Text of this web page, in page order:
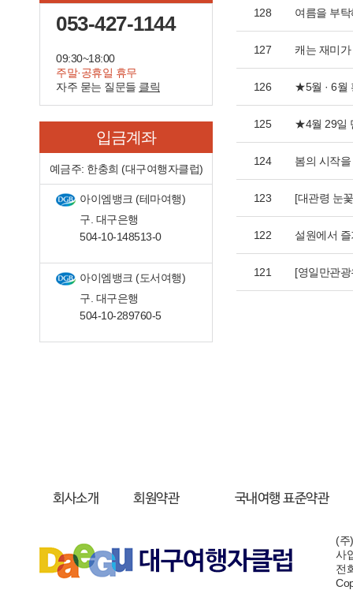
053-427-1144
09:30~18:00
주말·공휴일 휴무
자주 묻는 질문들 클릭
입금계좌
예금주: 한충희 (대구여행자클럽)
아이엠뱅크 (테마여행)
구. 대구은행
504-10-148513-0
아이엠뱅크 (도서여행)
구. 대구은행
504-10-289760-5
128 여름을 부
127 캐는 재미
126 ★5월 · 6월
125 ★4월 29일
124 봄의 시작
123 [대관령 눈
122 설원에서
121 [영일만관
회사소개 회원약관 국내여행 표준약관
(주
사
전